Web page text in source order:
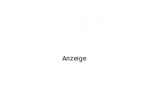
Anzeige